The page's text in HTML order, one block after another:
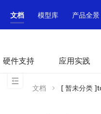
文档 模型库 产品全景
硬件支持 应用实践
文档 [ 暂未分类